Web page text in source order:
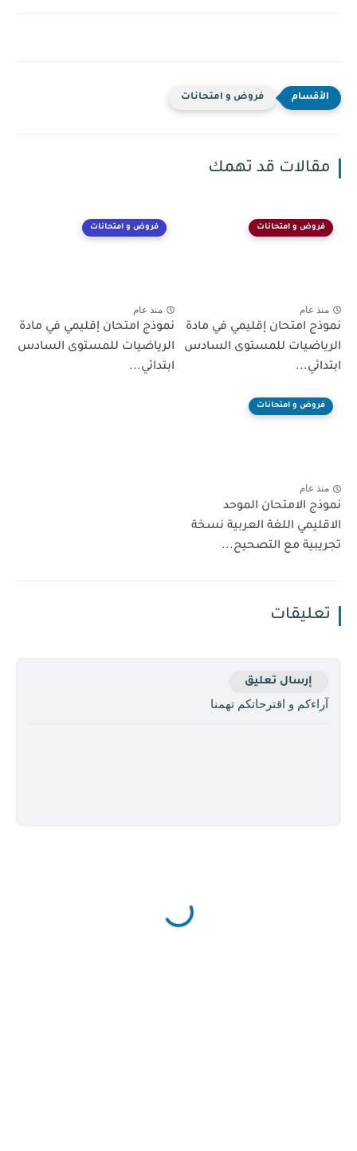
فروض و امتحانات
مقالات قد تهمك
فروض و امتحانات
منذ عام
نموذج امتحان إقليمي في مادة
الرياضيات للمستوى السادس
ابتدائي...
فروض و امتحانات
منذ عام
نموذج امتحان إقليمي في مادة
الرياضيات للمستوى السادس
ابتدائي...
فروض و امتحانات
منذ عام
نموذج الامتحان الموحد
الاقليمي اللغة العربية نسخة
تجريبية مع التصحيح...
تعليقات
إرسال تعليق
آراءكم و اقترحاتكم تهمنا